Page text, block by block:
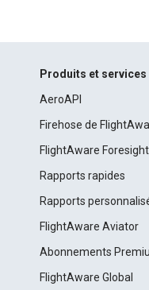
Produits et services
AeroAPI
Firehose de
FlightAware Foresight
Rapports rapides
Rapports
FlightAware Aviator
Abonnements
FlightAware Global